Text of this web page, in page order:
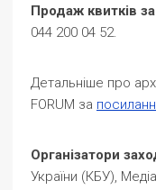
Продаж квитків за
044 200 04 52.
Детальніше про
FORUM за
Організатори
України (КБУ),